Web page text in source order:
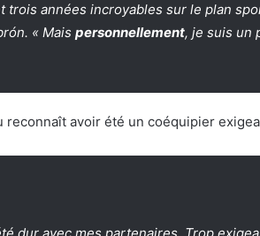
trois années incroyables sur le plan
« Mais personnellement, je suis un
reconnaît avoir été un coéquipier